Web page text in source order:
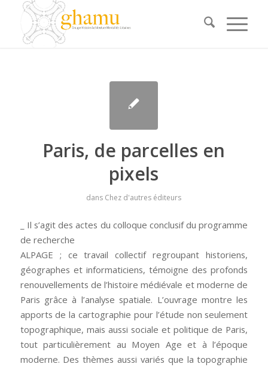
Paris, de parcelles en
pixels
dans Chez d'autres éditeurs
_ Il s’agit des actes du colloque conclusif du programme
de recherche
ALPAGE ; ce travail collectif regroupant historiens,
géographes et informaticiens, témoigne des profonds
renouvellements de l’histoire médiévale et moderne de
Paris grâce à l’analyse spatiale. L’ouvrage montre les
apports de la cartographie pour l’étude non seulement
topographique, mais aussi sociale et politique de Paris,
tout particulièrement au Moyen Age et à l’époque
moderne. Des thèmes aussi variés que la topographie